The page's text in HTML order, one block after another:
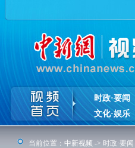
时政·要闻
文化·娱乐
当前位置： 中新视频 -> 时政·要闻